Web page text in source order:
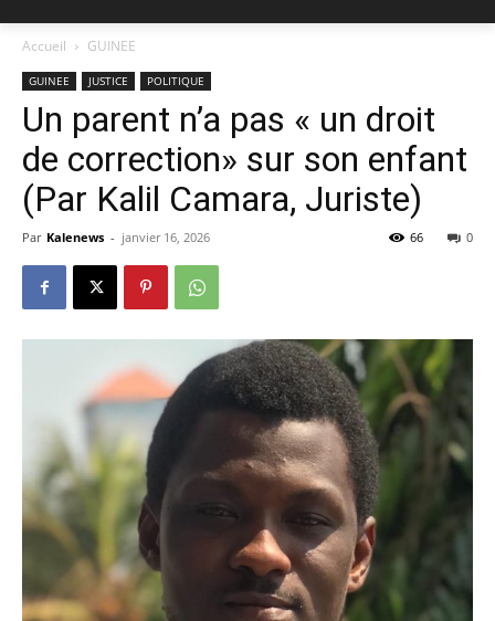
Accueil GUINEE
GUINEE JUSTICE POLITIQUE
Un parent n’a pas « un droit
de correction» sur son enfant
(Par Kalil Camara, Juriste)
Par Kalenews - janvier 16, 2026 0
66